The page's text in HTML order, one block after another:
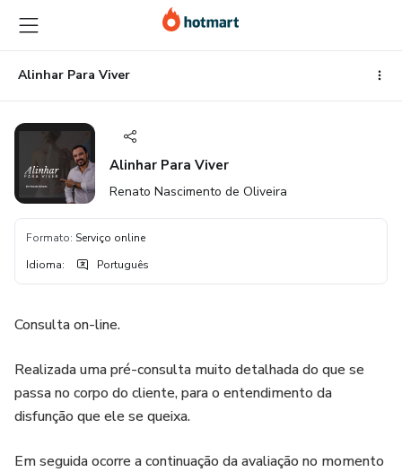
para
o
conteúdo
principal
para
o
pagamento
para
o
rodapé
Alinhar Para Viver
Alinhar Para Viver
Renato Nascimento de Oliveira
Formato: Serviço online
Idioma: Português
Consulta on-line.
Realizada uma pré-consulta muito detalhada do que se
passa no corpo do cliente, para o entendimento da
disfunção que ele se queixa.
Em seguida ocorre a continuação da avaliação no momento